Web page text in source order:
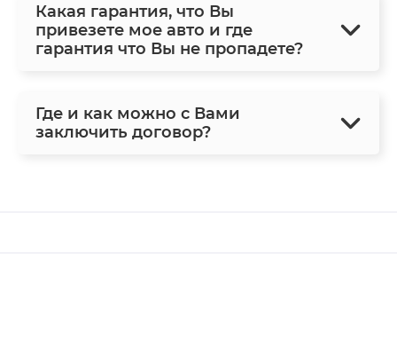
Какая гарантия, что Вы
привезете мое авто и где
гарантия что Вы не пропадете?
Где и как можно с Вами
заключить договор?